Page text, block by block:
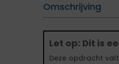
Omschrijving
Let op: Dit is
Deze opdracht